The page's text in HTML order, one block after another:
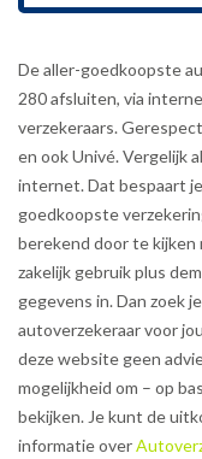
De aller-goedkoopste
280 afsluiten, via
verzekeraars.
en ook Univé. Vergelijk
internet. Dat bespaart
goedkoopste
berekend door te kijken
zakelijk gebruik plus
gegevens in. Dan zoek
autoverzekeraar voor
deze website geen
mogelijkheid om – op
bekijken. Je kunt de
informatie over